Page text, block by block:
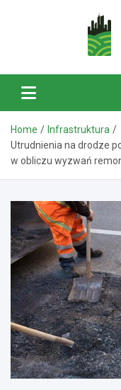
Home
Infrastruktura
Utrudnienia na drodze
w obliczu wyzwań